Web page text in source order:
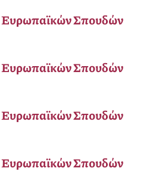
Ευρωπαϊκών Σπουδών
Ευρωπαϊκών Σπουδών
Ευρωπαϊκών Σπουδών
Ευρωπαϊκών Σπουδών